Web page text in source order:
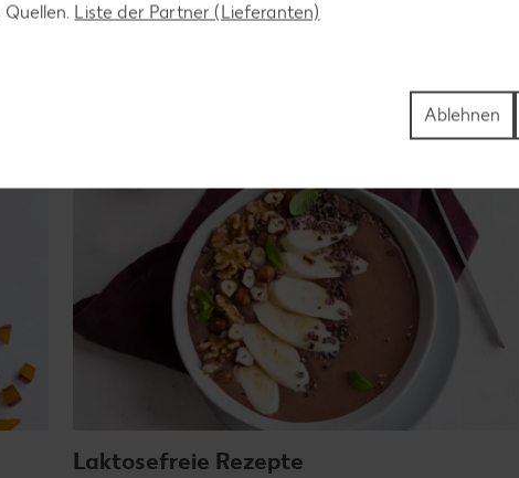
Laktosefreie Rezepte
Liste der Partner (Lieferanten)
Ablehnen